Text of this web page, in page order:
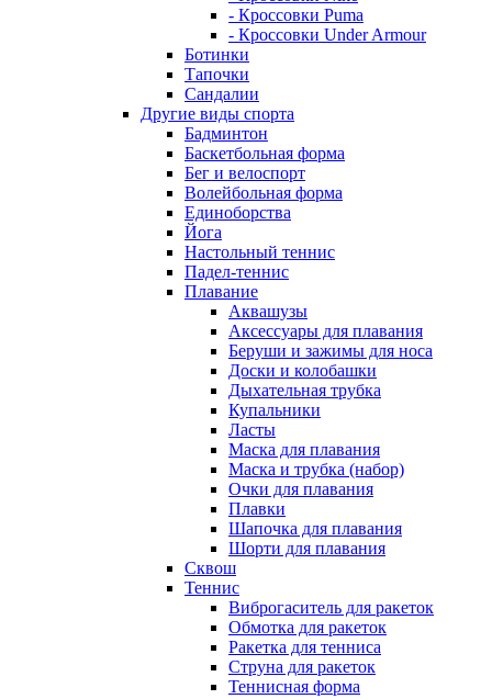
- Кроссовки Puma
- Кроссовки Under Armour
Ботинки
Тапочки
Сандалии
Другие виды спорта
Бадминтон
Баскетбольная форма
Бег и велоспорт
Волейбольная форма
Единоборства
Йога
Настольный теннис
Падел-теннис
Плавание
Аквашузы
Аксессуары для плавания
Беруши и зажимы для носа
Доски и колобашки
Дыхательная трубка
Купальники
Ласты
Маска для плавания
Маска и трубка (набор)
Очки для плавания
Плавки
Шапочка для плавания
Шорти для плавания
Сквош
Теннис
Виброгаситель для ракеток
Обмотка для ракеток
Ракетка для тенниса
Струна для ракеток
Теннисная форма